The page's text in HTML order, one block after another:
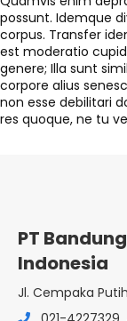
possunt. Idemque
corpus. Transfer
est moderatio
genere; Illa sunt
corpore alius
non esse debilitari
res quoque, ne tu
PT
Indonesia
Jl. Cempaka